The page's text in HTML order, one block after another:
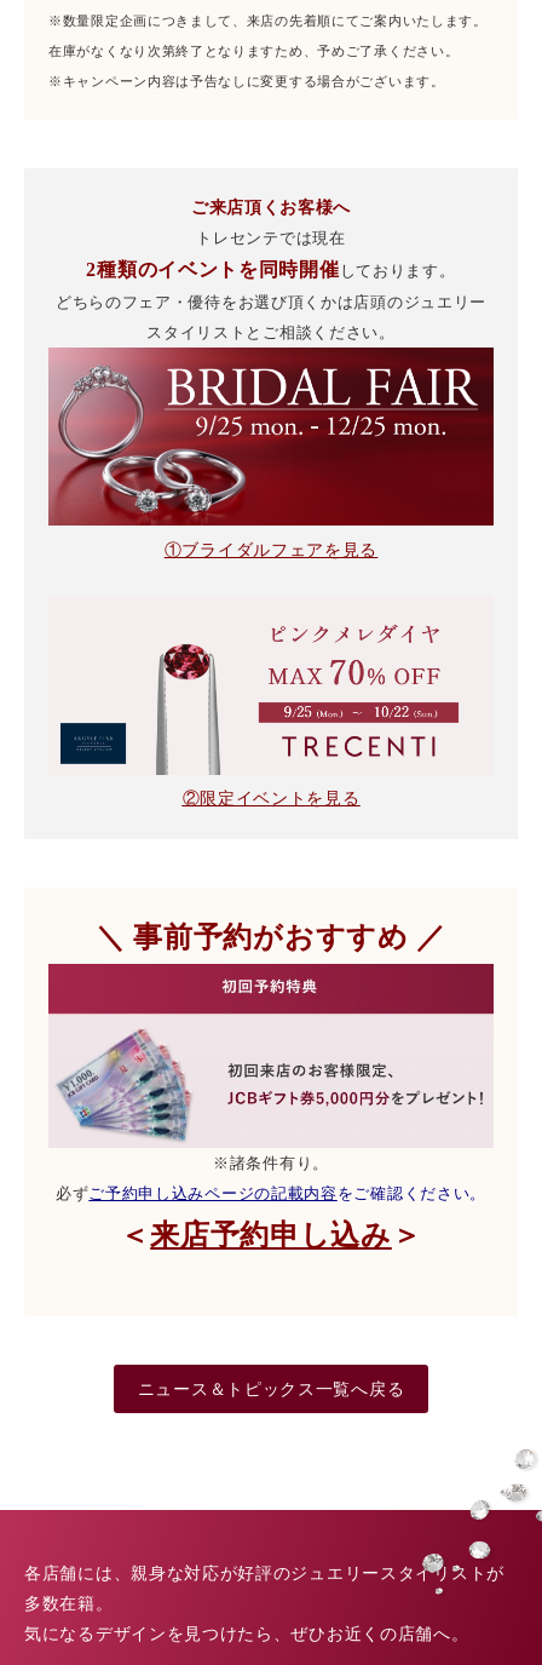
※数量限定企画につきまして、来店の先着順にてご案内いたします。
在庫がなくなり次第終了となりますため、予めご了承ください。
※キャンペーン内容は予告なしに変更する場合がございます。
ご来店頂くお客様へ
トレセンテでは現在
2種類のイベントを同時開催 しております。
どちらのフェア・優待をお選び頂くかは店頭のジュエリー
スタイリストと ご相談ください。
①ブライダルフェアを見る
②限定イベントを見る
＼ 事前予約がおすすめ ／
※諸条件有り。
必ずご予約申し込みページの記載内容をご確認ください。
＜ 来店予約申し込み ＞
ニュース＆トピックス一覧へ戻る
各店舗には、親身な対応が好評のジュエリースタイリストが
多数在籍。
気になるデザインを見つけたら、ぜひお近くの店舗へ。